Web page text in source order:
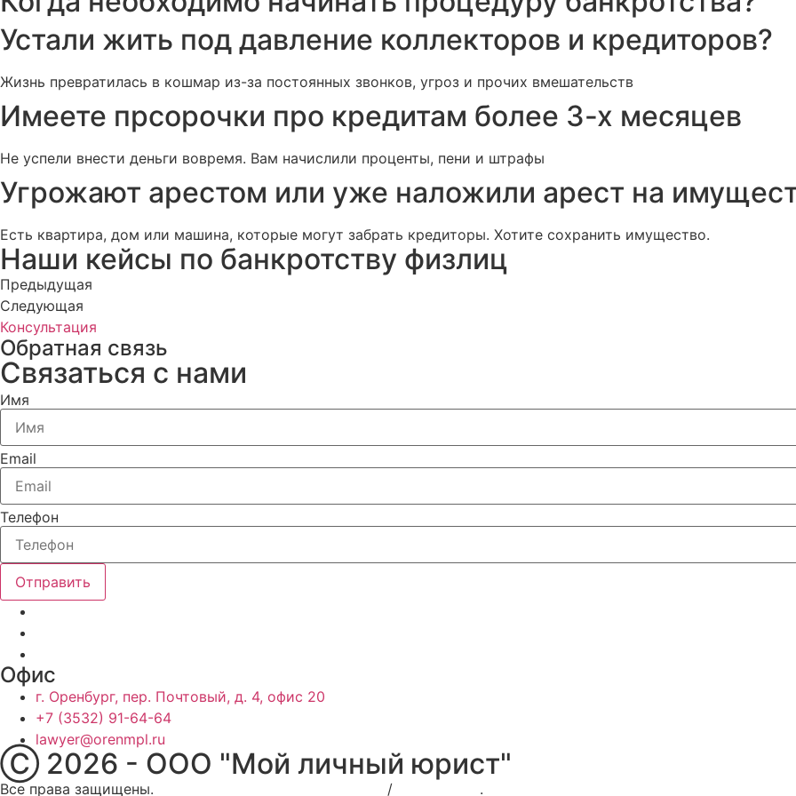
Устали жить под давление коллекторов и кредиторов?
Жизнь превратилась в кошмар из-за постоянных звонков, угроз и прочих вмешательств
Имеете прсорочки про кредитам более 3-х месяцев
Не успели внести деньги вовремя. Вам начислили проценты, пени и штрафы
Угрожают арестом или уже наложили арест на
Есть квартира, дом или машина, которые могут забрать кредиторы. Хотите сохранить имущество.
Наши кейсы по банкротству физлиц
Предыдущая
Следующая
Консультация
Обратная связь
Связаться с нами
Имя
Email
Телефон
Отправить
Офис
г. Оренбург, пер. Почтовый, д. 4, офис 20
+7 (3532) 91-64-64
lawyer@orenmpl.ru
Ⓒ 2026 - ООО "Мой личный юрист"
Все права защищены. / .